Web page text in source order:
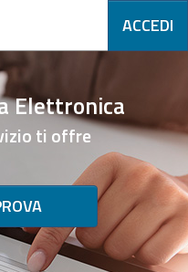
ACCEDI
Elettronica
ti offre